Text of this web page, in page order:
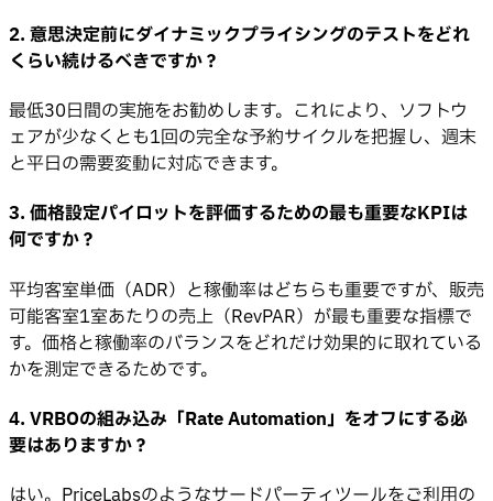
2. 意思決定前にダイナミックプライシングのテストをどれ
くらい続けるべきですか？
最低30日間の実施をお勧めします。これにより、ソフトウ
ェアが少なくとも1回の完全な予約サイクルを把握し、週末
と平日の需要変動に対応できます。
3. 価格設定パイロットを評価するための最も重要なKPIは
何ですか？
平均客室単価（ADR）と稼働率はどちらも重要ですが、販売
可能客室1室あたりの売上（RevPAR）が最も重要な指標で
す。価格と稼働率のバランスをどれだけ効果的に取れている
かを測定できるためです。
4. VRBOの組み込み「Rate Automation」をオフにする必
要はありますか？